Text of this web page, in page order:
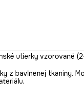
utierky vzorované
z bavlnenej tkaniny.